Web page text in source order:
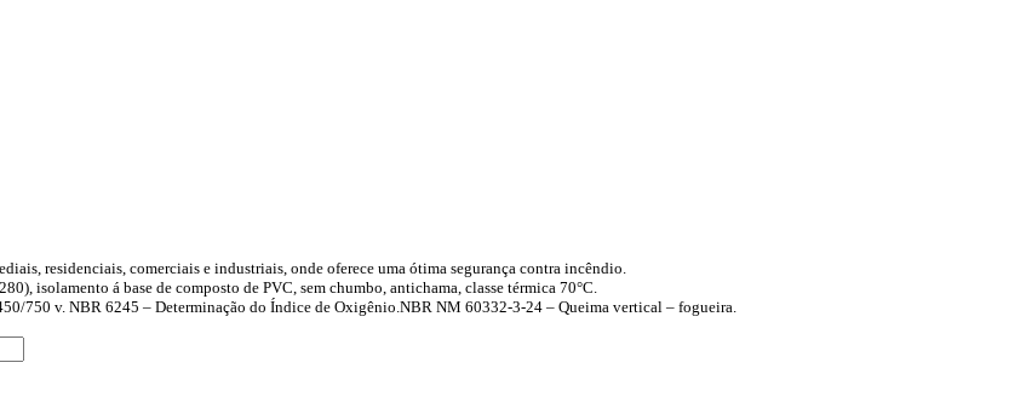
residenciais, comerciais e industriais, onde oferece uma ótima segurança contra incêndio.
isolamento á base de composto de PVC, sem chumbo, antichama, classe térmica70°C
750 v. NBR 6245 – Determinação do Índice de Oxigênio.NBR NM 60332-3-24 – Queima vertical – fogueira.